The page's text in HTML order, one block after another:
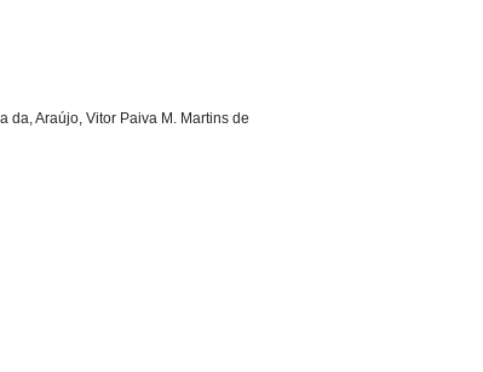
da, Araújo, Vitor Paiva M. Martins de